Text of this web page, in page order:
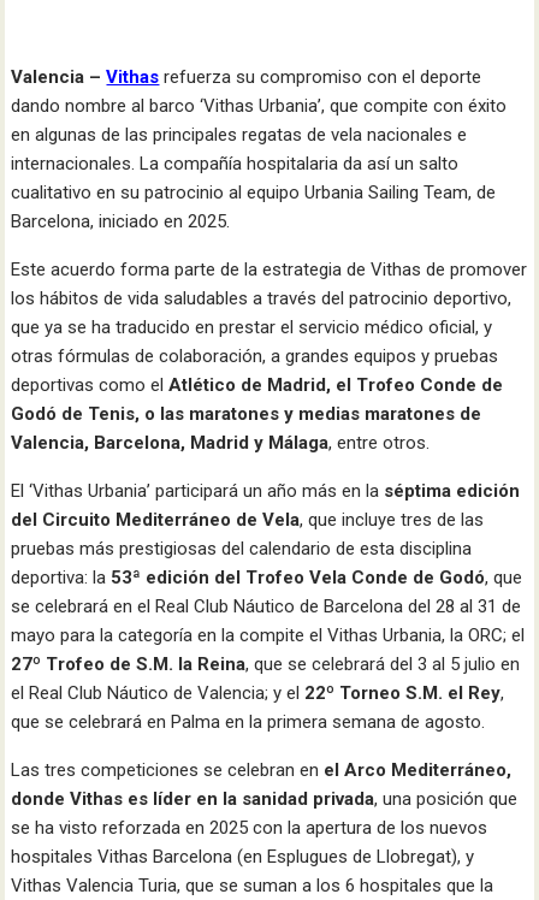
Valencia –Vithas refuerza su compromiso con el deporte
dando nombre al barco ‘Vithas Urbania’, que compite con éxito
en algunas de las principales regatas de vela nacionales e
internacionales. La compañía hospitalaria da así un salto
cualitativo en su patrocinio al equipo Urbania Sailing Team, de
Barcelona, iniciado en 2025.
Este acuerdo forma parte de la estrategia de Vithas de promover
los hábitos de vida saludables a través del patrocinio deportivo,
que ya se ha traducido en prestar el servicio médico oficial, y
otras fórmulas de colaboración, a grandes equipos y pruebas
deportivas como el Atlético de Madrid, el Trofeo Conde de
Godó de Tenis, o las maratones y medias maratones de
Valencia, Barcelona, Madrid y Málaga, entre otros.
El ‘Vithas Urbania’ participará un año más en la séptima edición
del Circuito Mediterráneo de Vela, que incluye tres de las
pruebas más prestigiosas del calendario de esta disciplina
deportiva: la 53ª edición del Trofeo Vela Conde de Godó, que
se celebrará en el Real Club Náutico de Barcelona del 28 al 31 de
mayo para la categoría en la compite el Vithas Urbania, la ORC; el
27º Trofeo de S.M. la Reina, que se celebrará del 3 al 5 julio en
el Real Club Náutico de Valencia; y el 22º Torneo S.M. el Rey,
que se celebrará en Palma en la primera semana de agosto.
Las tres competiciones se celebran en el Arco Mediterráneo,
donde Vithas es líder en la sanidad privada, una posición que
se ha visto reforzada en 2025 con la apertura de los nuevos
hospitales Vithas Barcelona (en Esplugues de Llobregat), y
Vithas Valencia Turia, que se suman a los 6 hospitales que la